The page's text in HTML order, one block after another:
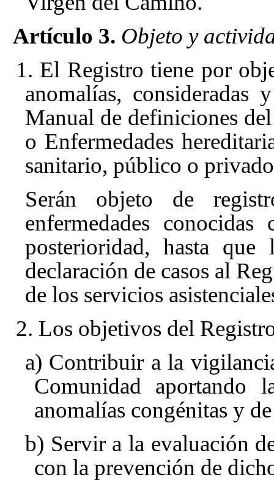
Artículo 3. Objeto y
1. El Registro tiene por
anomalías,
Manual de definiciones
o Enfermedades
sanitario, público o
Serán objeto de
enfermedades
posterioridad, hasta
declaración de casos al
de los servicios
2. Los objetivos del
a) Contribuir a la
Comunidad aportando
anomalías congénitas y
b) Servir a la evaluación
con la prevención de